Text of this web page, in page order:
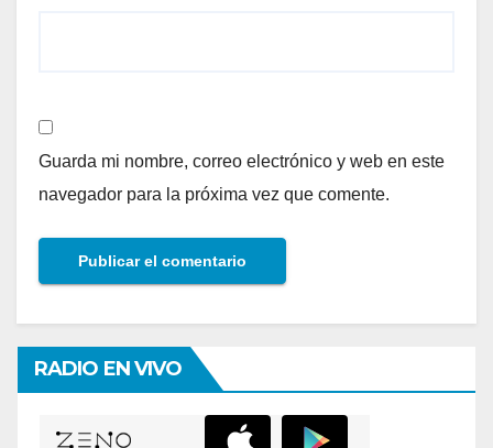
Guarda mi nombre, correo electrónico y web en este
navegador para la próxima vez que comente.
RADIO EN VIVO